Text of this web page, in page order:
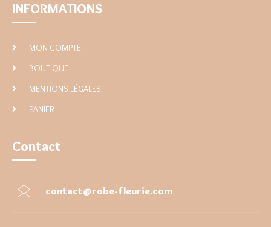
INFORMATIONS
MON COMPTE
BOUTIQUE
MENTIONS LÉGALES
PANIER
Contact
contact@robe-fleurie.com